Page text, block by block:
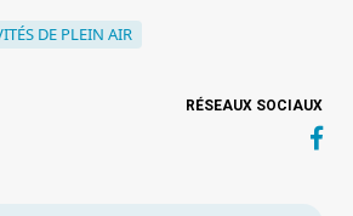
DE PLEIN AIR
RÉSEAUX SOCIAUX